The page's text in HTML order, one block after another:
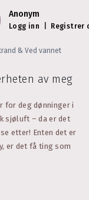
Anonym
Logg inn Registrer
& Ved vannet
av meg
for deg dønninger i
sjøluft – da er det
etter! Enten det er
er det få ting som